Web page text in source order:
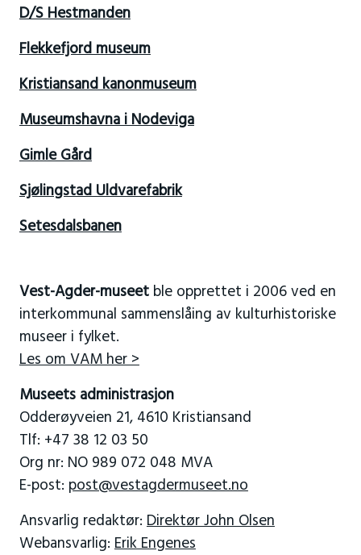
D/S Hestmanden
Flekkefjord museum
Kristiansand kanonmuseum
Museumshavna i Nodeviga
Gimle Gård
Sjølingstad Uldvarefabrik
Setesdalsbanen
Vest-Agder-museetble opprettet i 2006 ved en
interkommunal sammenslåing av kulturhistoriske
museer i fylket.
Les om VAM her >
Museets administrasjon
Odderøyveien 21, 4610 Kristiansand
Tlf: +47 38 12 03 50
Org nr: NO 989 072 048 MVA
E-post: post@vestagdermuseet.no
Ansvarlig redaktør: Direktør John Olsen
Webansvarlig: Erik Engenes